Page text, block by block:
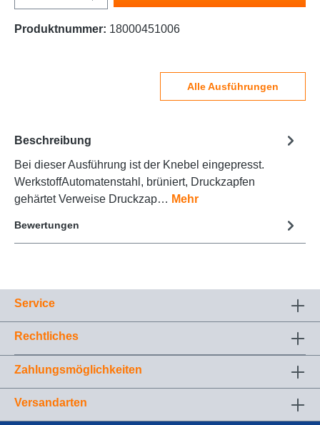
Produktnummer: 18000451006
Alle Ausführungen
Beschreibung
Bei dieser Ausführung ist der Knebel eingepresst.
WerkstoffAutomatenstahl, brüniert, Druckzapfen
gehärtet Verweise Druckzap… Mehr
Bewertungen
Service
Rechtliches
Zahlungsmöglichkeiten
Versandarten